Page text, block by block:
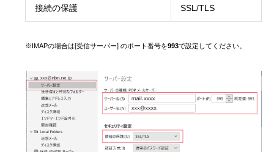
接続の保護 SSL/TLS
※IMAPの場合は[受信サーバー] のポート番号を993で設定してください。